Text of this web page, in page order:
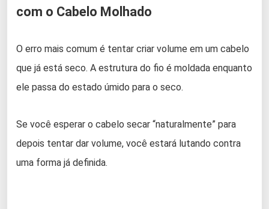
com o Cabelo Molhado
O erro mais comum é tentar criar volume em um cabelo
que já está seco. A estrutura do fio é moldada enquanto
ele passa do estado úmido para o seco.
Se você esperar o cabelo secar “naturalmente” para
depois tentar dar volume, você estará lutando contra
uma forma já definida.